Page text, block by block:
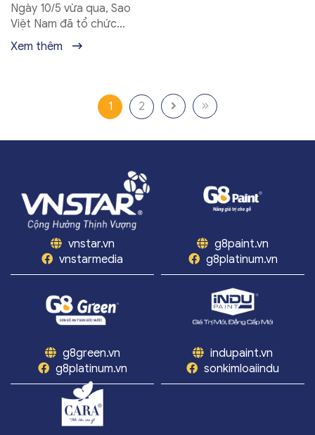
Ngày 10/5 vừa qua, Sao
Việt Nam đã tổ chức
thành công sự kiện trao
tặng xe cho các Nhà Phân
Xem thêm
1 2
vnstar.vn
vnstarmedia
g8paint.vn
g8platinum.vn
g8green.vn
g8platinum.vn
indupaint.vn
sonkimloaiindu